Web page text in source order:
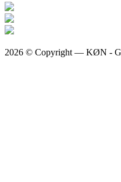
2026 © Copyright — KØN -